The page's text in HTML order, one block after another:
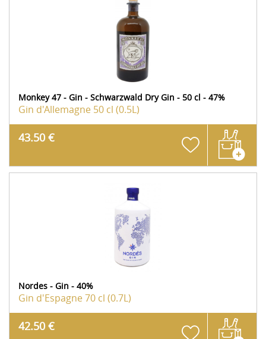
Monkey 47 - Gin - Schwarzwald Dry Gin - 50 cl - 47%
Gin d'Allemagne 50 cl (0.5L)
43.50 €
Nordes - Gin - 40%
Gin d'Espagne70 cl (0.7L)
42.50 €